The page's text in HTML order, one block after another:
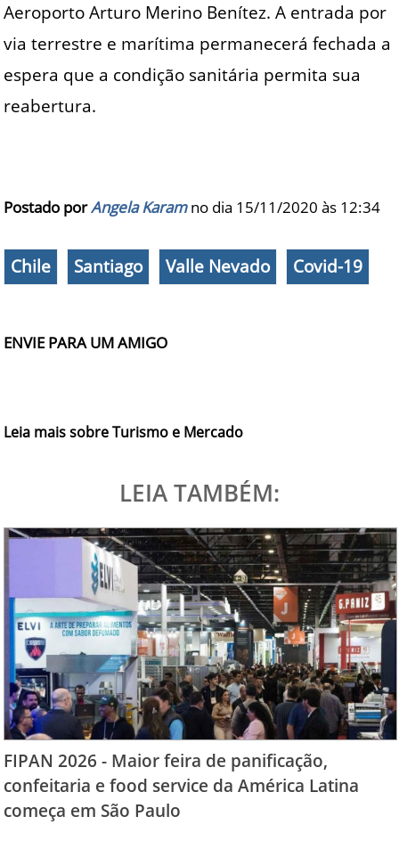
Aeroporto Arturo Merino Benítez. A entrada por
via terrestre e marítima permanecerá fechada a
espera que a condição sanitária permita sua
reabertura.
Postado porAngela Karamno dia 15/11/2020 às 12:34
Chile Santiago Valle Nevado Covid-19
ENVIE PARA UM AMIGO
Leia mais sobre Turismo e Mercado
LEIA TAMBÉM:
FIPAN 2026 - Maior feira de panificação,
confeitaria e food service da América Latina
começa em São Paulo